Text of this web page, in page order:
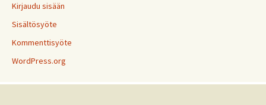
Kirjaudu sisään
Sisältösyöte
Kommenttisyöte
WordPress.org